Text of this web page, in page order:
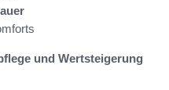
und Wertsteigerung